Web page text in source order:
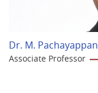
Dr. M. Pachayappan
Associate Professor